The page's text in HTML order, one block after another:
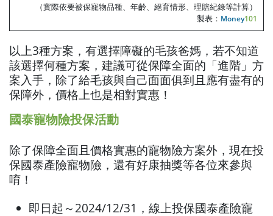
（實際依要被保寵物品種、年齡、絕育情形、理賠紀錄等計算）
製表： Money101
以上3種方案，有選擇障礙的毛孩爸媽，若不知道
該選擇何種方案，建議可從保障全面的「進階」方
案入手，除了給毛孩與自己面面俱到且應有盡有的
保障外，價格上也是相對實惠！
國泰寵物險投保活動
除了保障全面且價格實惠的寵物險方案外，現在投
保國泰產險寵物險，還有好康抽獎等各位來參與
唷！
即日起～2024/12/31，線上投保國泰產險寵